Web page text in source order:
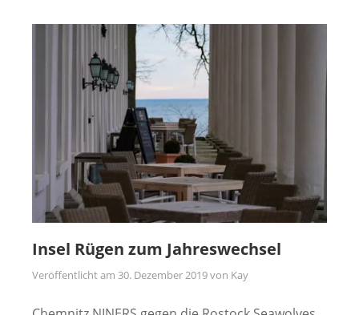
Insel Rügen zum Jahreswechsel
Veröffentlicht am 30. Dezember 2019von Kay